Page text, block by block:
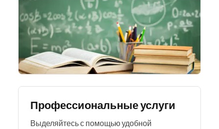
Профессиональные услуги
Выделяйтесь с помощью удобной